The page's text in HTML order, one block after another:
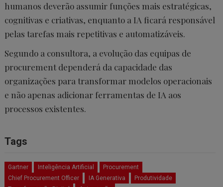
humanos deverão assumir funções mais estratégicas,
cognitivas e criativas, enquanto a IA ficará responsável
pelas tarefas mais repetitivas e automatizáveis.
Segundo a consultora, a evolução das equipas de
procurement dependerá da capacidade das
organizações para transformar modelos operacionais
e não apenas adicionar ferramentas de IA aos
processos existentes.
Tags
Gartner Inteligência Artificial
Procurement
Chief Procurement Officer
IA Generativa
Produtividade